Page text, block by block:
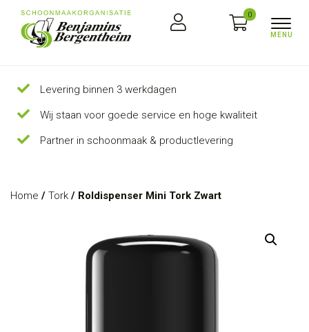
0
Levering binnen 3 werkdagen
Wij staan voor goede service en hoge kwaliteit
Partner in schoonmaak & productlevering
Home / Tork / Roldispenser Mini Tork Zwart